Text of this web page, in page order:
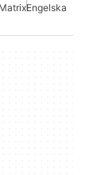
Engelska